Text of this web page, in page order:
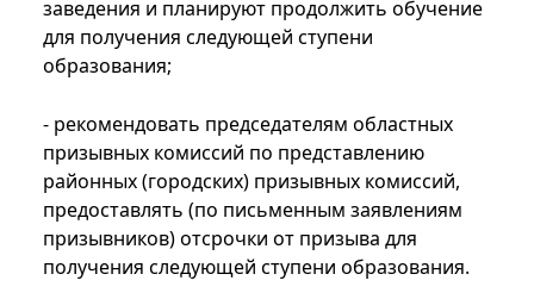
заведения и планируют продолжить обучение
для получения следующей ступени
образования;
- рекомендовать председателям областных
призывных комиссий по представлению
районных (городских) призывных комиссий,
предоставлять (по письменным заявлениям
призывников) отсрочки от призыва для
получения следующей ступени образования.